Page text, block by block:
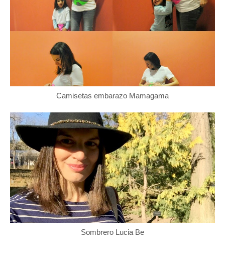
Camisetas embarazo Mamagama
Sombrero Lucia Be